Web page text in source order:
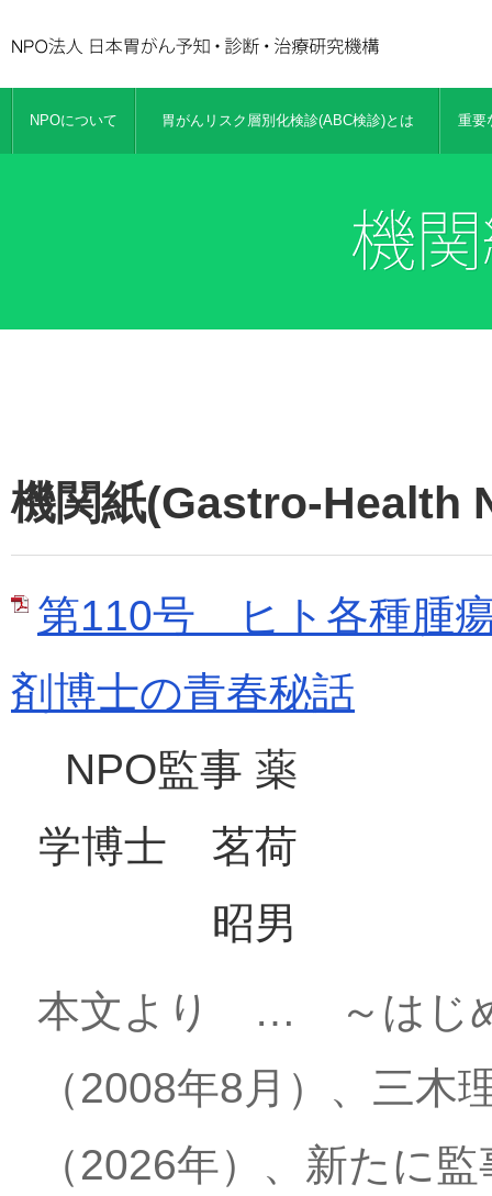
NPOについて 胃がんリスク層別化検診(ABC検診)とは 重要
機関紙(Gastro-Health
第110号 ヒト各種腫
剤博士の青春秘話
NPO監事 薬
学博士
茗荷
昭男
本文より … ～はじ
（2008年8月）、三木
（2026年）、新たに